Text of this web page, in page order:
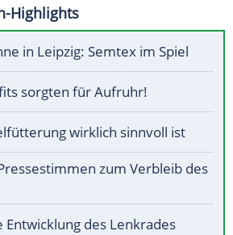
Highlights
in Leipzig: Semtex im Spiel
sorgten für Aufruhr!
wirklich sinnvoll ist
zum Verbleib des
des Lenkrades